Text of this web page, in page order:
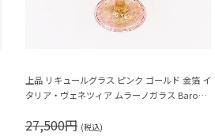
上品 リキュールグラス ピンク ゴールド 金箔 イ
タリア・ヴェネツィア ムラーノガラス Barovie
27,500円 (税込)